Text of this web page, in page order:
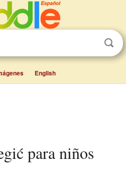
English
para niños